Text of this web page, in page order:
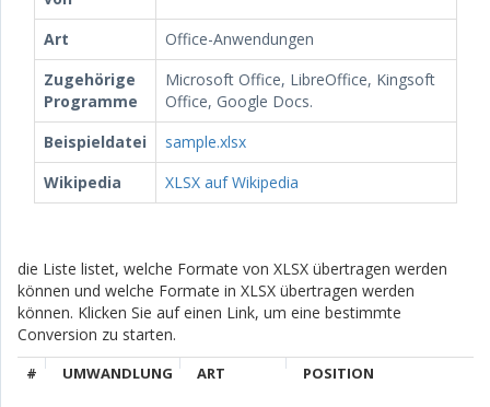
Art
Office-Anwendungen
Zugehörige
Programme
Microsoft Office, LibreOffice, Kingsoft
Office, Google Docs.
Beispieldatei
sample.xlsx
Wikipedia
XLSX auf Wikipedia
die Liste listet, welche Formate von XLSX übertragen werden
können und welche Formate in XLSX übertragen werden
können. Klicken Sie auf einen Link, um eine bestimmte
Conversion zu starten.
# UMWANDLUNG ART POSITION